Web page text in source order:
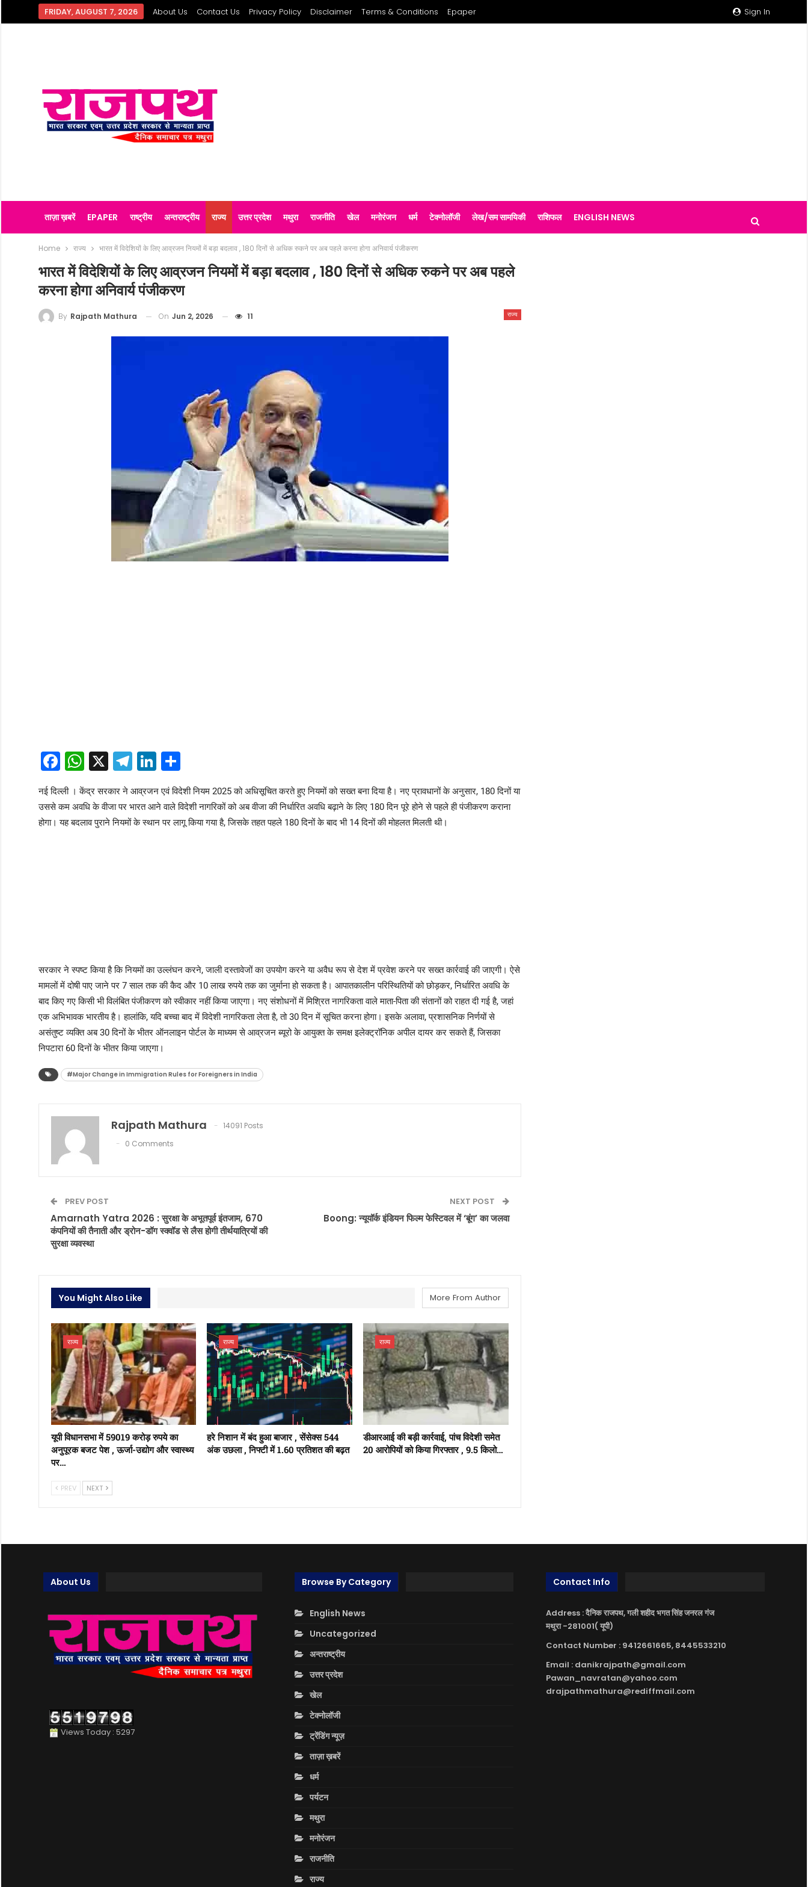
Sign In
FRIDAY, AUGUST 7, 2026 About Us Contact Us Privacy Policy Disclaimer Terms & Conditions Epaper
ताज़ा ख़बरें EPAPER राष्ट्रीय अन्तराष्ट्रीय राज्य उत्तर प्रदेश मथुरा राजनीति खेल मनोरंजन धर्म टेक्नोलॉजी लेख/सम सामयिकी राशिफल ENGLISH NEWS
Home राज्य भारत में विदेशियों के लिए आव्रजन नियमों में बड़ा बदलाव , 180 दिनों से अधिक रुकने पर अब पहले करना होगा अनिवार्य पंजीकरण
भारत में विदेशियों के लिए आव्रजन नियमों में बड़ा बदलाव , 180 दिनों से अधिक रुकने पर अब पहले
करना होगा अनिवार्य पंजीकरण
राज्य
By Rajpath Mathura On Jun 2, 2026 11
Facebook
WhatsApp
X Telegram
LinkedIn
Share
नई दिल्ली । केंद्र सरकार ने आव्रजन एवं विदेशी नियम 2025 को अधिसूचित करते हुए नियमों को सख्त बना दिया है। नए प्रावधानों के अनुसार, 180 दिनों या
उससे कम अवधि के वीजा पर भारत आने वाले विदेशी नागरिकों को अब वीजा की निर्धारित अवधि बढ़ाने के लिए 180 दिन पूरे होने से पहले ही पंजीकरण कराना
होगा। यह बदलाव पुराने नियमों के स्थान पर लागू किया गया है, जिसके तहत पहले 180 दिनों के बाद भी 14 दिनों की मोहलत मिलती थी।
सरकार ने स्पष्ट किया है कि नियमों का उल्लंघन करने, जाली दस्तावेजों का उपयोग करने या अवैध रूप से देश में प्रवेश करने पर सख्त कार्रवाई की जाएगी। ऐसे
मामलों में दोषी पाए जाने पर 7 साल तक की कैद और 10 लाख रुपये तक का जुर्माना हो सकता है। आपातकालीन परिस्थितियों को छोड़कर, निर्धारित अवधि के
बाद किए गए किसी भी विलंबित पंजीकरण को स्वीकार नहीं किया जाएगा। नए संशोधनों में मिश्रित नागरिकता वाले माता-पिता की संतानों को राहत दी गई है, जहां
एक अभिभावक भारतीय है। हालांकि, यदि बच्चा बाद में विदेशी नागरिकता लेता है, तो 30 दिन में सूचित करना होगा। इसके अलावा, प्रशासनिक निर्णयों से
असंतुष्ट व्यक्ति अब 30 दिनों के भीतर ऑनलाइन पोर्टल के माध्यम से आव्रजन ब्यूरो के आयुक्त के समक्ष इलेक्ट्रॉनिक अपील दायर कर सकते हैं, जिसका
निपटारा 60 दिनों के भीतर किया जाएगा।
#Major Change in Immigration Rules for Foreigners in India
Rajpath Mathura
14091 Posts
0 Comments
PREV POST
Amarnath Yatra 2026 : सुरक्षा के अभूतपूर्व इंतजाम, 670
कंपनियों की तैनाती और ड्रोन-डॉग स्क्वॉड से लैस होगी तीर्थयात्रियों की
सुरक्षा व्यवस्था
NEXT POST
Boong: न्यूयॉर्क इंडियन फिल्म फेस्टिवल में ‘बूंग’ का जलवा
You Might Also Like More From Author
राज्य
यूपी विधानसभा में 59019 करोड़ रुपये का
अनुपूरक बजट पेश , ऊर्जा-उद्योग और स्वास्थ्य
पर…
राज्य
हरे निशान में बंद हुआ बाजार , सेंसेक्स 544
अंक उछला , निफ्टी में 1.60 प्रतिशत की बढ़त
राज्य
डीआरआई की बड़ी कार्रवाई, पांच विदेशी समेत
20 आरोपियों को किया गिरफ्तार , 9.5 किलो…
PREV NEXT
About Us
Views Today : 5297
Browse By Category
English News
Uncategorized
अन्तराष्ट्रीय
उत्तर प्रदेश
खेल
टेक्नोलॉजी
ट्रेंडिंग न्यूज़
ताज़ा ख़बरें
धर्म
पर्यटन
मथुरा
मनोरंजन
राजनीति
राज्य
Contact Info
Address : दैनिक राजपथ, गली शहीद भगत सिंह जनरल गंज
मथुरा -281001( यूपी)
Contact Number : 9412661665, 8445533210
Email : danikrajpath@gmail.com
Pawan_navratan@yahoo.com
drajpathmathura@rediffmail.com